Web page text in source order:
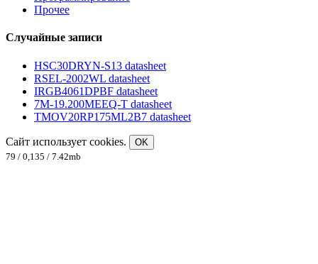
Прочее
Случайные записи
HSC30DRYN-S13 datasheet
RSEL-2002WL datasheet
IRGB4061DPBF datasheet
7M-19.200MEEQ-T datasheet
TMOV20RP175ML2B7 datasheet
Сайт использует cookies.
OK
79 / 0,135 / 7.42mb